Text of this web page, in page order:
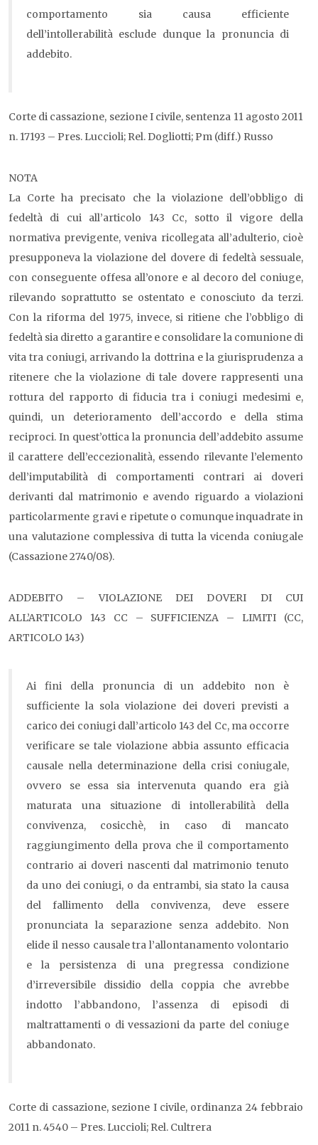
comportamento sia causa efficiente
dell’intollerabilità esclude dunque la pronuncia di
addebito.
Corte di cassazione, sezione I civile, sentenza 11 agosto 2011
n. 17193 – Pres. Luccioli; Rel. Dogliotti; Pm (diff.) Russo
NOTA
La Corte ha precisato che la violazione dell’obbligo di
fedeltà di cui all’articolo 143 Cc, sotto il vigore della
normativa previgente, veniva ricollegata all’adulterio, cioè
presupponeva la violazione del dovere di fedeltà sessuale,
con conseguente offesa all’onore e al decoro del coniuge,
rilevando soprattutto se ostentato e conosciuto da terzi.
Con la riforma del 1975, invece, si ritiene che l’obbligo di
fedeltà sia diretto a garantire e consolidare la comunione di
vita tra coniugi, arrivando la dottrina e la giurisprudenza a
ritenere che la violazione di tale dovere rappresenti una
rottura del rapporto di fiducia tra i coniugi medesimi e,
quindi, un deterioramento dell’accordo e della stima
reciproci. In quest’ottica la pronuncia dell’addebito assume
il carattere dell’eccezionalità, essendo rilevante l’elemento
dell’imputabilità di comportamenti contrari ai doveri
derivanti dal matrimonio e avendo riguardo a violazioni
particolarmente gravi e ripetute o comunque inquadrate in
una valutazione complessiva di tutta la vicenda coniugale
(Cassazione 2740/08).
ADDEBITO – VIOLAZIONE DEI DOVERI DI CUI
ALL’ARTICOLO 143 CC – SUFFICIENZA – LIMITI (CC,
ARTICOLO 143)
Ai fini della pronuncia di un addebito non è
sufficiente la sola violazione dei doveri previsti a
carico dei coniugi dall’articolo 143 del Cc, ma occorre
verificare se tale violazione abbia assunto efficacia
causale nella determinazione della crisi coniugale,
ovvero se essa sia intervenuta quando era già
maturata una situazione di intollerabilità della
convivenza, cosicchè, in caso di mancato
raggiungimento della prova che il comportamento
contrario ai doveri nascenti dal matrimonio tenuto
da uno dei coniugi, o da entrambi, sia stato la causa
del fallimento della convivenza, deve essere
pronunciata la separazione senza addebito. Non
elide il nesso causale tra l’allontanamento volontario
e la persistenza di una pregressa condizione
d’irreversibile dissidio della coppia che avrebbe
indotto l’abbandono, l’assenza di episodi di
maltrattamenti o di vessazioni da parte del coniuge
abbandonato.
Corte di cassazione, sezione I civile, ordinanza 24 febbraio
2011 n. 4540 – Pres. Luccioli; Rel. Cultrera